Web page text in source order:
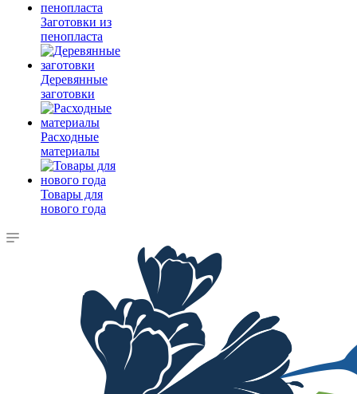
Заготовки из
пенопласта
Деревянные
заготовки
Расходные
материалы
Товары для
нового года